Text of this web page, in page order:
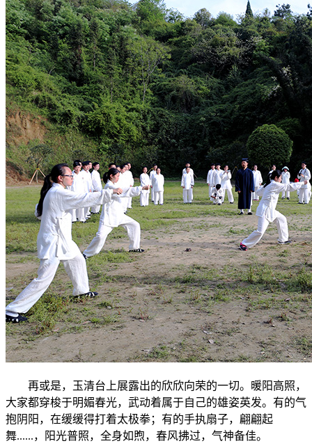
再或是，玉清台上展露出的欣欣向荣的一切。暖阳高照，
大家都穿梭于明媚春光，武动着属于自己的雄姿英发。有的气
抱阴阳，在缓缓得打着太极拳；有的手执扇子，翩翩起
舞......，阳光普照，全身如煦，春风拂过，气神备佳。